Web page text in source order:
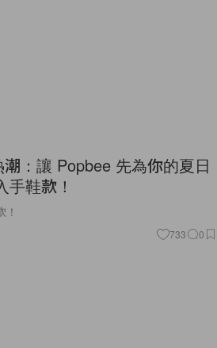
：讓 Popbee 先為你的夏日
鞋款！
733 0